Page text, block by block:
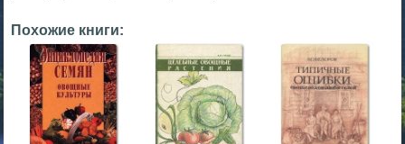
Похожие книги:
▼